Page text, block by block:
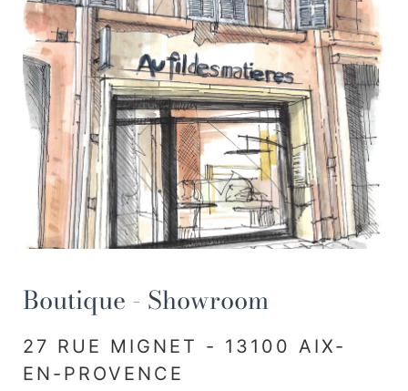
Boutique - Showroom
27 RUE MIGNET - 13100 AIX-
EN-PROVENCE